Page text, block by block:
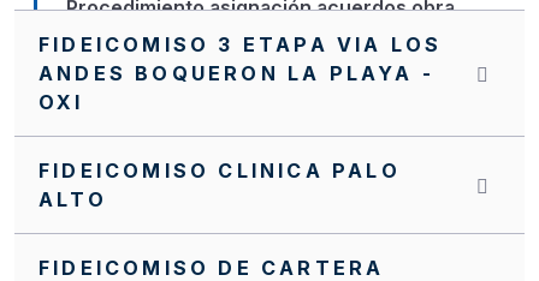
Procedimiento asignación acuerdos obra
PQR
Nuevo Manual de Supervisión e Interventoría
NVITACION INTERNA FFIE No 040
FIDEICOMISO 3 ETAPA VIA LOS
ANDES BOQUERON LA PLAYA -
OXI
FIDEICOMISO CLINICA PALO
ALTO
FIDEICOMISO DE CARTERA